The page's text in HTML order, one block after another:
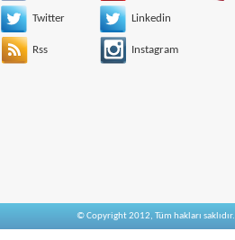
Twitter Linkedin
Rss Instagram
© Copyright 2012, Tüm hakları saklıdır.